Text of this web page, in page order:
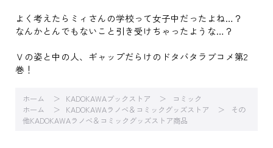
よく考えたらミィさんの学校って女子中だったよね…？
なんかとんでもないこと引き受けちゃったような…？
Ｖの姿と中の人、ギャップだらけのドタバタラブコメ第2
巻！
ホーム KADOKAWAブックストア
コミック
ホーム
KADOKAWAラノベ＆コミックグッズストア
その
他KADOKAWAラノベ＆コミックグッズストア商品